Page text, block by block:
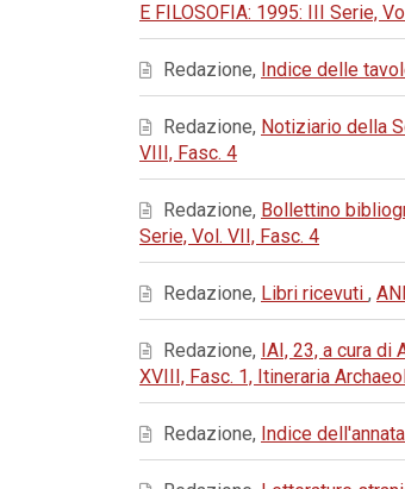
E FILOSOFIA: 1995: III Serie,
Redazione, Indice delle
Redazione, Notiziario della
VIII, Fasc. 4
Redazione, Bollettino
Serie, Vol. VII, Fasc. 4
Redazione, Libri ricevuti ,
Redazione, IAI, 23, a cura di
XVIII, Fasc. 1, Itineraria
Redazione, Indice dell'annata